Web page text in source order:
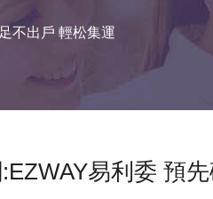
足不出戶 輕松集運
易利委 預